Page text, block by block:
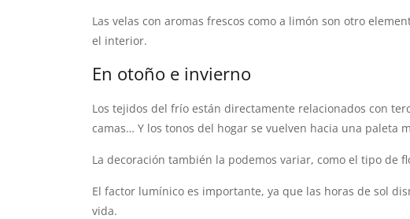
Las velas con aromas frescos como a limón son otro
el interior.
En otoño e invierno
Los tejidos del frío están directamente relacionados con
camas… Y los tonos del hogar se vuelven hacia una paleta
La decoración también la podemos variar, como el tipo de
El factor lumínico es importante, ya que las horas de sol
vida.